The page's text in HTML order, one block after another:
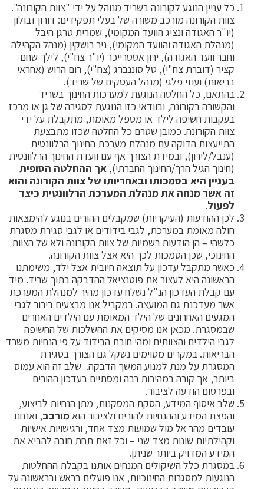
עניין הנוגע לקורונה בשריד מנוהל על ידי "צוות הקורונה".
הקורונה מורכב משורה של בעלי תפקידים: דורון זבולון
האגודה ונציג הוועד המקומי), שמרית טרגן היבל
האגודה והוועד המקומי), ניר רושקין (מנהל הקהילה
וועד האגודה), ירון אסטרייכר (יו"ר צח"י), לילך שחם
(דוברת צח"י), טל סוננברג (צח"י), רום הרוש (אחראי
ועוזי פלגי (מנהל העסקים של שריד).
כל החלטה הנוגעת למערכות החינוך בשריד
בקורונה, ובוודאי כזו הנוגעת לסגירה של גן או מרכז
חשיפה לילד או מטפל מאומת, מתקבלת על ידי
הקורונה. כמובן שטרם כל החלטה שכזו מתבצעת
הדוקה עם מנהלת מערכת החינוך הרלוונטית
לירון), ובמידת הצורך אף עם וועדת החינוך הרלוונטית
הגיל הרך/החינוך החברתי),אך ההחלטה הסופית
היא בסמכותו ובאחריותו של צוות הקורונה והוא
אשר מנחה את מנהלת המערכת הרלוונטית כיצד
ההודעות (העיקריות) שמקבלים ההורים בנוגע להימצאות
מאומת במערכת, לגבי בידודים או לגבי סגירת מסגרת
– הן הודעות רשמיות של צוות הקורונה ולא של הצוות
שכן הסמכות לכך היא אצל צוות הקורונה.
מתקבל עדכון על תוצאה חיובית אצל ילד, משימתנו
היא לעצור את פוטנציאל ההדבקה בתוך שריד. מיד
קבלת העדכון הנ"ל נשלח עדכון מהיר למנהלת המערכת
מעדכנת גם המועצה. במקביל אנו מבצעים בירור לגבי
האחרונים של הילד המאומת עם הילדים האחרים
מכאן אנו מסיקים את ההשלכות של החשיפה
הילדים והצוותים ומהי חובת הבידוד על פי הנחיות משרד
במקרים מסוימים נשקל גם הצורך בסגירת
על מנת למנוע המשך הדבקה. שלב זה הוא עמוס
אך קורה במהירות רבה ומסתיים בעדכון ההורים
הודעה לציבור.
איסוף המידע, הסקת המסקנות, מתן הנחיות לביצוע,
המידע וההנחיות להורים ולציבור הואמורכב, ואנחנו
מהר אל מול שמועות מצד אחד, ורגישויות אישיות
שונות מצד שני – וכל זאת תחת חובה להביא את
המדויק ביותר שניתן.
כלל השיקולים המנחים אותנו בקבלת ההחלטות
למסגרות החינוכיות, אנו פועלים בראש ובראשונה על